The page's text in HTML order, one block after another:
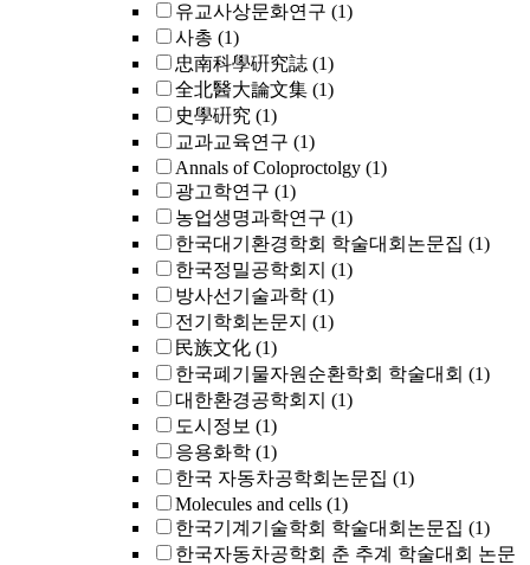
유교사상문화연구 (1)
사총 (1)
忠南科學硏究誌 (1)
全北醫大論文集 (1)
史學硏究 (1)
교과교육연구 (1)
Annals of Coloproctolgy (1)
광고학연구 (1)
농업생명과학연구 (1)
한국대기환경학회 학술대회논문집 (1)
한국정밀공학회지 (1)
방사선기술과학 (1)
전기학회논문지 (1)
民族文化 (1)
한국폐기물자원순환학회 학술대회 (1)
대한환경공학회지 (1)
도시정보 (1)
응용화학 (1)
한국 자동차공학회논문집 (1)
Molecules and cells (1)
한국기계기술학회 학술대회논문집 (1)
한국자동차공학회 춘 추계 학술대회 논문